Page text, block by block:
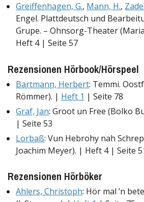
Greiffenhagen, G., Mann, H.,
Engel. Plattdeutsch und
Grupe. – Ohnsorg-Theater
Heft 4 | Seite 57
Rezensionen Hörbook/Hörspeel
Bartmann, Herbert: Temmi.
Römmer). | Heft 1 | Seite 78
Graf, Jan: Groot un Free (Bolko
| Seite 53
Lorbaß: Vun Hebrohy nah
Joachim Meyer). | Heft 4 | Seite
Rezensionen Hörböker
Ahlers, Christoph: Hör mal ’n